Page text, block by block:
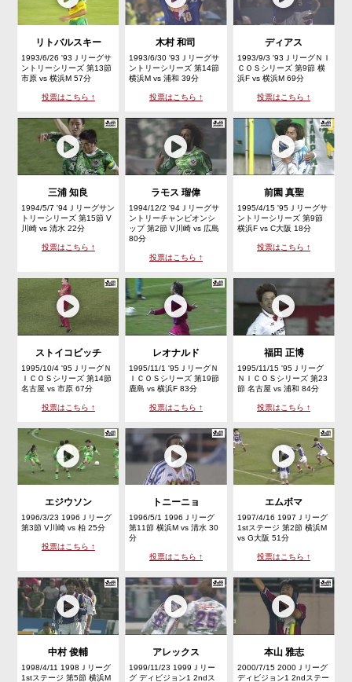
リトバルスキー
1993/6/26 '93Ｊリーグサ
ントリーシリーズ 第13節
市原 vs 横浜M 57分
投票はこちら ↑
木村 和司
1993/6/30 '93Ｊリーグサ
ントリーシリーズ 第14節
横浜M vs 浦和 39分
投票はこちら ↑
ディアス
1993/9/3 '93ＪリーグＮＩ
ＣＯＳシリーズ 第9節 横
浜F vs 横浜M 69分
投票はこちら ↑
三浦 知良
1994/5/7 '94Ｊリーグサン
トリーシリーズ 第15節 V
川崎 vs 清水 22分
投票はこちら ↑
ラモス 瑠偉
1994/12/2 '94Ｊリーグサ
ントリーチャンピオンシ
ップ 第2節 V川崎 vs 広島
80分
投票はこちら ↑
前園 真聖
1995/4/15 '95Ｊリーグサ
ントリーシリーズ 第9節
横浜F vs C大阪 18分
投票はこちら ↑
ストイコビッチ
1995/10/4 '95ＪリーグＮ
ＩＣＯＳシリーズ 第14節
名古屋 vs 市原 67分
投票はこちら ↑
レオナルド
1995/11/1 '95ＪリーグＮ
ＩＣＯＳシリーズ 第19節
鹿島 vs 横浜F 83分
投票はこちら ↑
福田 正博
1995/11/15 '95Ｊリーグ
ＮＩＣＯＳシリーズ 第23
節 名古屋 vs 浦和 84分
投票はこちら ↑
エジウソン
1996/3/23 1996Ｊリーグ
第3節 V川崎 vs 柏 25分
投票はこちら ↑
トニーニョ
1996/5/1 1996Ｊリーグ
第11節 横浜M vs 清水 30
分
投票はこちら ↑
エムボマ
1997/4/16 1997Ｊリーグ
1stステージ 第2節 横浜M
vs G大阪 51分
投票はこちら ↑
中村 俊輔
1998/4/11 1998Ｊリーグ
1stステージ 第5節 横浜M
アレックス
1999/11/23 1999Ｊリー
グ ディビジョン1 2ndス
本山 雅志
2000/7/15 2000Ｊリーグ
ディビジョン1 2ndステー